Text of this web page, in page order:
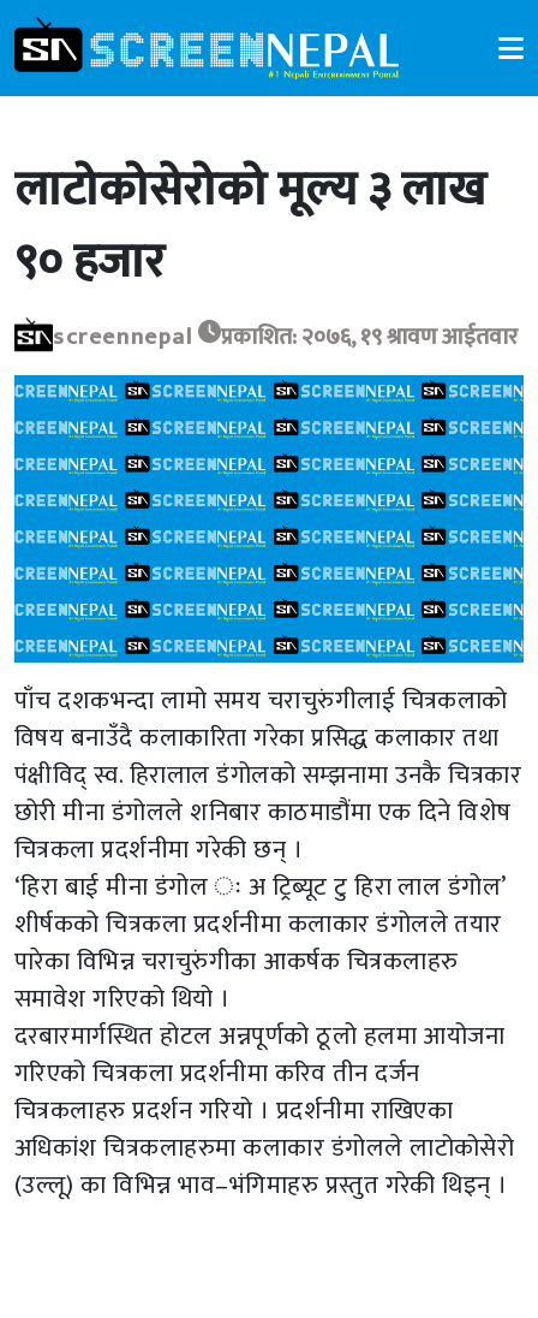
लाटोकोसेरोको मूल्य ३ लाख
९० हजार
screennepal प्रकाशित: २०७६, १९ श्रावण आईतवार
पाँच दशकभन्दा लामो समय चराचुरुंगीलाई चित्रकलाको
विषय बनाउँदै कलाकारिता गरेका प्रसिद्ध कलाकार तथा
पंक्षीविद् स्व. हिरालाल डंगोलको सम्झनामा उनकै चित्रकार
छोरी मीना डंगोलले शनिबार काठमाडौंमा एक दिने विशेष
चित्रकला प्रदर्शनीमा गरेकी छन् ।
‘हिरा बाई मीना डंगोल ः अ ट्रिब्यूट टु हिरा लाल डंगोल’
शीर्षकको चित्रकला प्रदर्शनीमा कलाकार डंगोलले तयार
पारेका विभिन्न चराचुरुंगीका आकर्षक चित्रकलाहरु
समावेश गरिएको थियो ।
दरबारमार्गस्थित होटल अन्नपूर्णको ठूलो हलमा आयोजना
गरिएको चित्रकला प्रदर्शनीमा करिव तीन दर्जन
चित्रकलाहरु प्रदर्शन गरियो । प्रदर्शनीमा राखिएका
अधिकांश चित्रकलाहरुमा कलाकार डंगोलले लाटोकोसेरो
(उल्लू) का विभिन्न भाव–भंगिमाहरु प्रस्तुत गरेकी थिइन् ।